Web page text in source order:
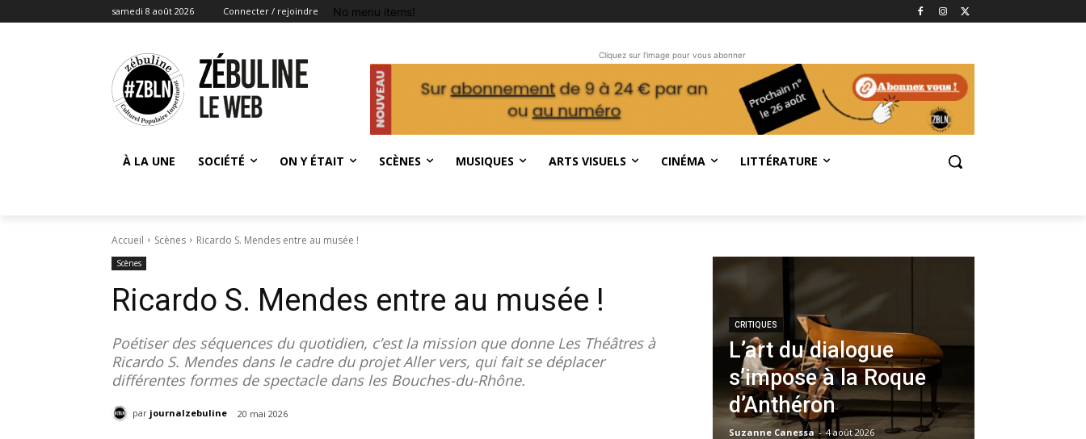
samedi 8 août 2026 Connecter / rejoindre No menu items!
Cliquez sur l'image pour vous abonner
À LA UNE SOCIÉTÉ ON Y ÉTAIT SCÈNES MUSIQUES ARTS VISUELS CINÉMA LITTÉRATURE
Accueil Scènes Ricardo S. Mendes entre au musée !
Scènes
Ricardo S. Mendes entre au musée !
Poétiser des séquences du quotidien, c’est la mission que donne Les Théâtres à
Ricardo S. Mendes dans le cadre du projet Aller vers, qui fait se déplacer
différentes formes de spectacle dans les Bouches-du-Rhône.
par journalzebuline 20 mai 2026
CRITIQUES
L’art du dialogue
s’impose à la Roque
d’Anthéron
Suzanne Canessa - 4 août 2026